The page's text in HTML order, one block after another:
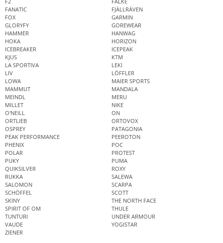
FANATIC
FJÄLLRÄVEN
FOX
GARMIN
GLORYFY
GOREWEAR
HAMMER
HANWAG
HOKA
HORIZON
ICEBREAKER
ICEPEAK
KJUS
KTM
LA SPORTIVA
LEKI
LIV
LÖFFLER
LOWA
MAIER SPORTS
MAMMUT
MANDALA
MEINDL
MERU
MILLET
NIKE
O'NEILL
ON
ORTLIEB
ORTOVOX
OSPREY
PATAGONIA
PEAK PERFORMANCE
PEEROTON
PHENIX
POC
POLAR
PROTEST
PUKY
PUMA
QUIKSILVER
ROXY
RUKKA
SALEWA
SALOMON
SCARPA
SCHÖFFEL
SCOTT
SKINY
THE NORTH FACE
SPIRIT OF OM
THULE
TUNTURI
UNDER ARMOUR
VAUDE
YOGISTAR
ZIENER